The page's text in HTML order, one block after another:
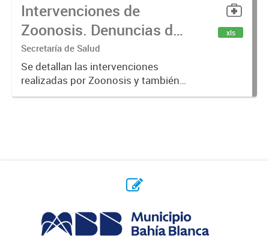
Intervenciones de
Zoonosis. Denuncias de
Mordeduras de Caninos
y Felinos
Secretaría de Salud
Se detallan las intervenciones
realizadas por Zoonosis y también
denuncias realizadas de
xls